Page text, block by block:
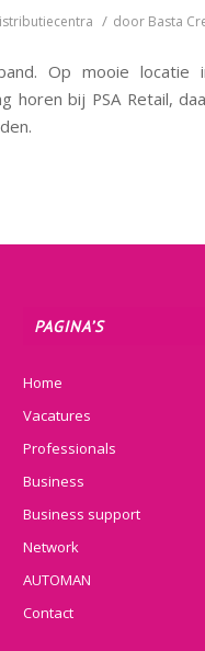
/ door Basta
Op mooie locatie
horen bij PSA Retail,
PAGINA’S
Home
Vacatures
Professionals
Business
Business support
Network
AUTOMAN
Contact